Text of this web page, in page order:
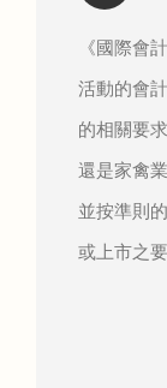
《國際會
活動的會
的相關要
還是家禽
並按準則
或上市之